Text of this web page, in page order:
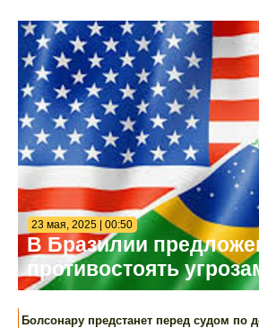
23 мая, 2025 | 00:50
В Бразилии
противостоять
Болсонару предстанет перед судом по